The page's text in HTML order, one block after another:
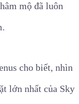
mộ đã luôn
cho biết, nhìn
lớn nhất của Sky